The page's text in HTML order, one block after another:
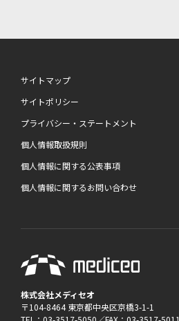
サイトマップ
サイトポリシー
プライバシー・ステートメント
個人情報取扱規則
個人情報に関する公表事項
個人情報に関するお問い合わせ
株式会社メディセオ
〒104-8464 東京都中央区京橋3-1-1